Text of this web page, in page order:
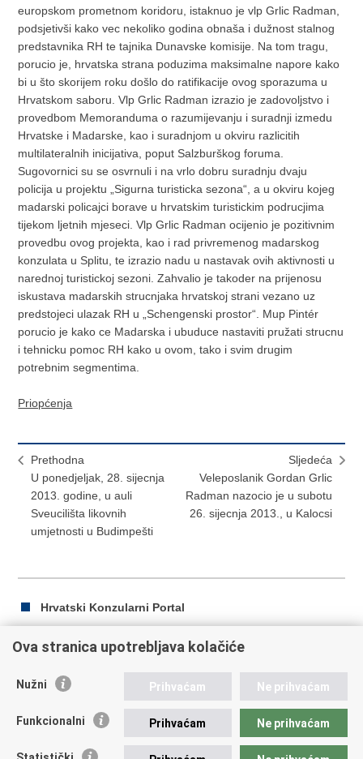
europskom prometnom koridoru, istaknuo je vlp Grlic Radman,
podsjetivši kako vec nekoliko godina obnaša i dužnost stalnog
predstavnika RH te tajnika Dunavske komisije. Na tom tragu,
porucio je, hrvatska strana poduzima maksimalne napore kako
bi u što skorijem roku došlo do ratifikacije ovog sporazuma u
Hrvatskom saboru. Vlp Grlic Radman izrazio je zadovoljstvo i
provedbom Memoranduma o razumijevanju i suradnji izmedu
Hrvatske i Madarske, kao i suradnjom u okviru razlicitih
multilateralnih inicijativa, poput Salzburškog foruma.
Sugovornici su se osvrnuli i na vrlo dobru suradnju dvaju
policija u projektu „Sigurna turisticka sezona“, a u okviru kojeg
madarski policajci borave u hrvatskim turistickim podrucjima
tijekom ljetnih mjeseci. Vlp Grlic Radman ocijenio je pozitivnim
provedbu ovog projekta, kao i rad privremenog madarskog
konzulata u Splitu, te izrazio nadu u nastavak ovih aktivnosti u
narednoj turistickoj sezoni. Zahvalio je takoder na prijenosu
iskustava madarskih strucnjaka hrvatskoj strani vezano uz
predstojeci ulazak RH u „Schengenski prostor“. Mup Pintér
porucio je kako ce Madarska i ubuduce nastaviti pružati strucnu
i tehnicku pomoc RH kako u ovom, tako i svim drugim
potrebnim segmentima.
Priopćenja
Prethodna
U ponedjeljak, 28. sijecnja
2013. godine, u auli
Sveucilišta likovnih
umjetnosti u Budimpešti
Sljedeća
Veleposlanik Gordan Grlic
Radman nazocio je u subotu
26. sijecnja 2013., u Kalocsi
Hrvatski Konzularni Portal
Ispiši
Podijeli
Facebooku
Twitteru
Republika Hrvatska
Ova stranica upotrebljava kolačiće
Nužni Prihvaćam Ne prihvaćam
Funkcionalni Prihvaćam Ne prihvaćam